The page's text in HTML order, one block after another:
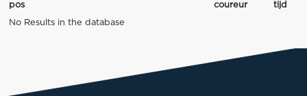
pos coureur
tijd
No Results in the database